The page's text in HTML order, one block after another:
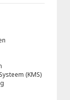
(KMS)